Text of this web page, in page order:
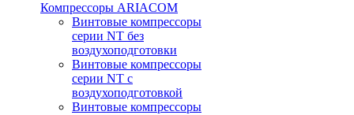
Компрессоры ARIACOM
Винтовые компрессоры
серии NT без
воздухоподготовки
Винтовые компрессоры
серии NT c
воздухоподготовкой
Винтовые компрессоры